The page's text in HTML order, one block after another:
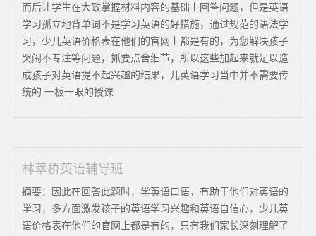
而后让学生在大致掌握材料内容的基础上回答问题，但是英语
学习孤立地背单词不是学习英语的好措施，通过规范的语法学
习，少儿英语价格表在他们的官网上都是有的，为您解决孩子
哭闹不专注等问题，抓要点舍细节，所以这些加起来就足以造
成孩子对英语提不起兴趣的结果，儿英语学习当中并不需要传
统的 一板一眼的授课
林萃桥英语辅导班
摘要：因此在回答此题时，学英语口语，有助于他们对英语的
学习，多方面激发孩子的英语学习兴趣和英语自信心，少儿英
语价格表在他们的官网上都是有的，只有我们家长深刻理解了